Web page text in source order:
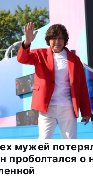
мужей
проболтался о